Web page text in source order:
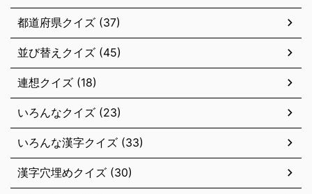
都道府県クイズ (37)
並び替えクイズ (45)
連想クイズ (18)
いろんなクイズ (23)
いろんな漢字クイズ (33)
漢字穴埋めクイズ (30)